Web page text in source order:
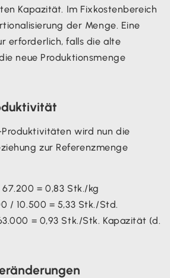
Kapazität. Im Fixkostenbereich
der Menge. Eine
erforderlich, falls die alte
neue Produktionsmenge
wird nun die
zur Referenzmenge
= 0,83 Stk./kg
/ 10.500 = 5,33 Stk./Std.
= 0,93 Stk./Stk. Kapazität (d.